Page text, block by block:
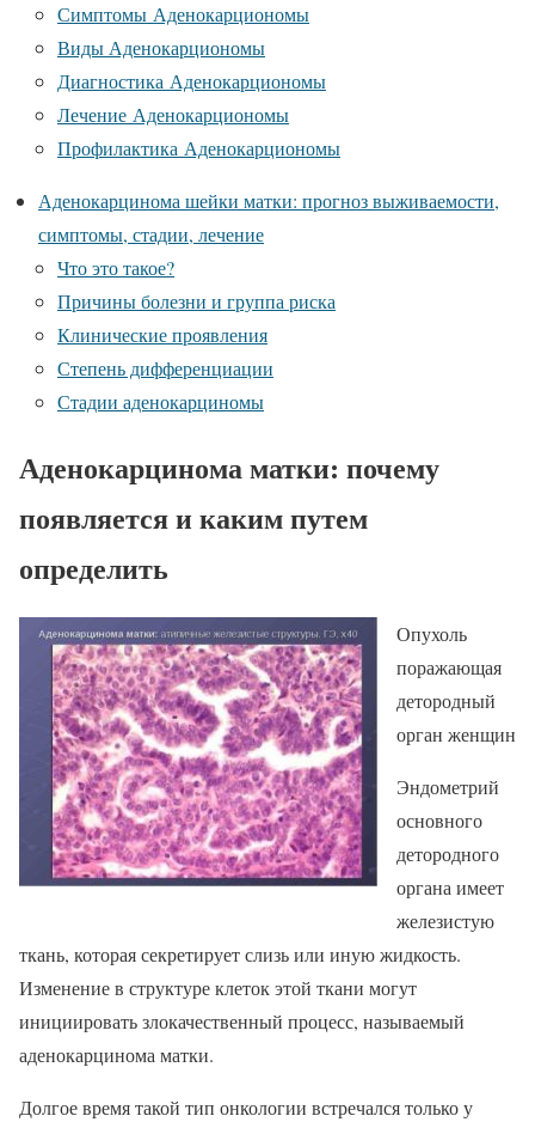
Симптомы Аденокарциономы
Виды Аденокарциономы
Диагностика Аденокарциономы
Лечение Аденокарциономы
Профилактика Аденокарциономы
Аденокарцинома шейки матки: прогноз выживаемости,
симптомы, стадии, лечение
Что это такое?
Причины болезни и группа риска
Клинические проявления
Степень дифференциации
Стадии аденокарциномы
Аденокарцинома матки: почему
появляется и каким путем
определить
Опухоль
поражающая
детородный
орган женщин
Эндометрий
основного
детородного
органа имеет
железистую
ткань, которая секретирует слизь или иную жидкость.
Изменение в структуре клеток этой ткани могут
инициировать злокачественный процесс, называемый
аденокарцинома матки.
Долгое время такой тип онкологии встречался только у